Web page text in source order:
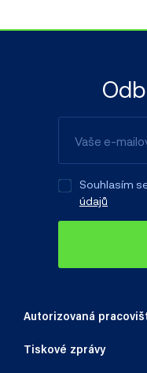
Autorizovaná
Tiskové zprávy
Souhlasím
údajů